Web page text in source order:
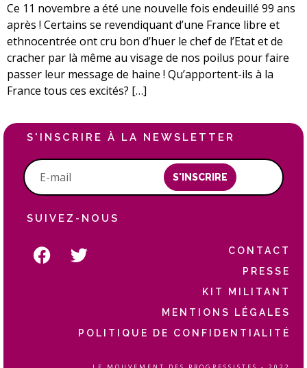
Ce 11 novembre a été une nouvelle fois endeuillé 99 ans
après ! Certains se revendiquant d’une France libre et
ethnocentrée ont cru bon d’huer le chef de l’Etat et de
cracher par là même au visage de nos poilus pour faire
passer leur message de haine ! Qu’apportent-ils à la
France tous ces excités? […]
S'INSCRIRE À LA NEWSLETTER
S'INSCRIRE
SUIVEZ-NOUS
CONTACT
PRESSE
KIT MILITANT
MENTIONS LÉGALES
POLITIQUE DE CONFIDENTIALITÉ